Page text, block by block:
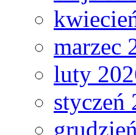
marzec
luty
styczeń